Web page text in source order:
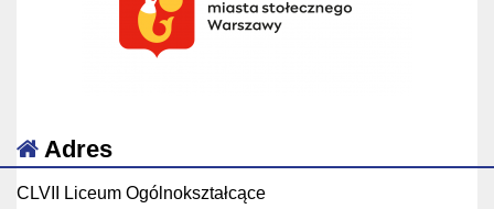
Adres
CLVII Liceum Ogólnokształcące